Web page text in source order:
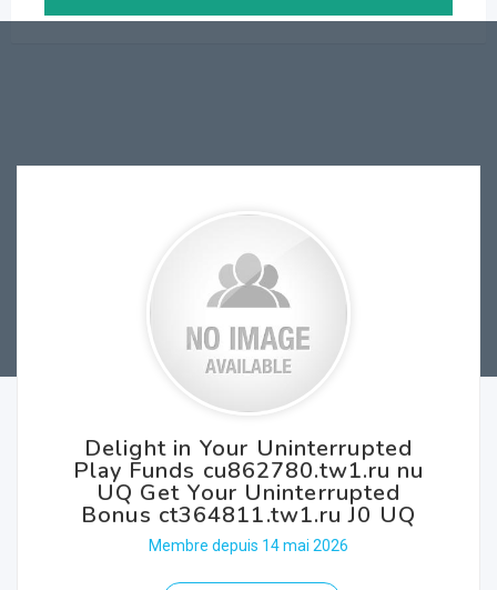
Delight in Your Uninterrupted
Play Funds cu862780.tw1.ru nu
UQ Get Your Uninterrupted
Bonus ct364811.tw1.ru J0 UQ
Membre depuis 14 mai 2026